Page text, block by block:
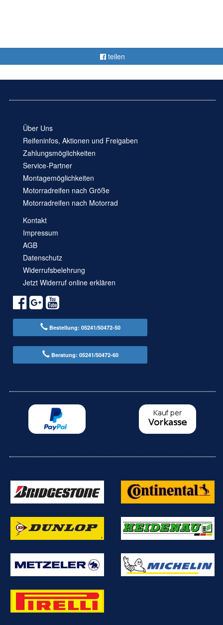
teilen
Über Uns
Reifeninfos, Aktionen und Freigaben
Zahlungsmöglichkeiten
Service-Partner
Montagemöglichkeiten
Motorradreifen nach Größe
Motorradreifen nach Motorrad
Kontakt
Impressum
AGB
Datenschutz
Widerrufsbelehrung
Jetzt Widerruf online erklären
Bestellung: 05241/50472-50
Beratung: 05241/50472-60